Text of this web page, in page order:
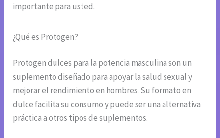
importante para usted.
¿Qué es Protogen?
Protogen dulces para la potencia masculina son un
suplemento diseñado para apoyar la salud sexual y
mejorar el rendimiento en hombres. Su formato en
dulce facilita su consumo y puede ser una alternativa
práctica a otros tipos de suplementos.